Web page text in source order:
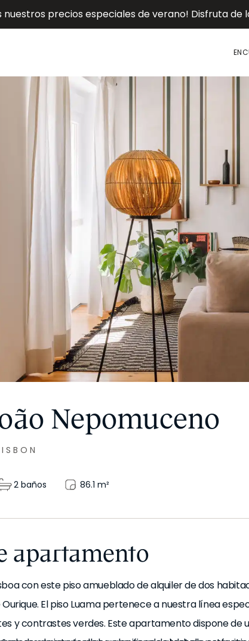
nuestros precios especiales de verano! Disfruta
Nepomuceno
2 baños 86.1 m²
apartamento
con este piso amueblado de alquiler de dos
El piso Luama pertenece a nuestra línea
y contrastes verdes. Este apartamento dispone de